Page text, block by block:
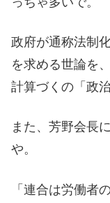
政府が通称法制
を求める世論を
計算づくの「政
また、芳野会長
や。
「連合は労働者